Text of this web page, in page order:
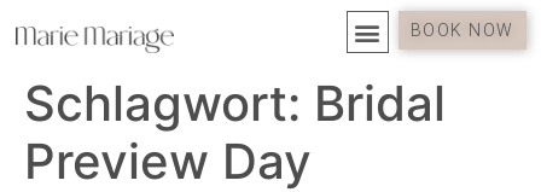
BOOK NOW
Schlagwort: Bridal
Preview Day